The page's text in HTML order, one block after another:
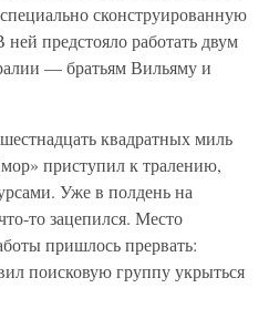
сконструированную
предстояло работать двум
— братьям Вильяму и
квадратных миль
приступил к тралению,
Уже в полдень на
то зацепился. Место
пришлось прервать:
поисковую группу укрыться